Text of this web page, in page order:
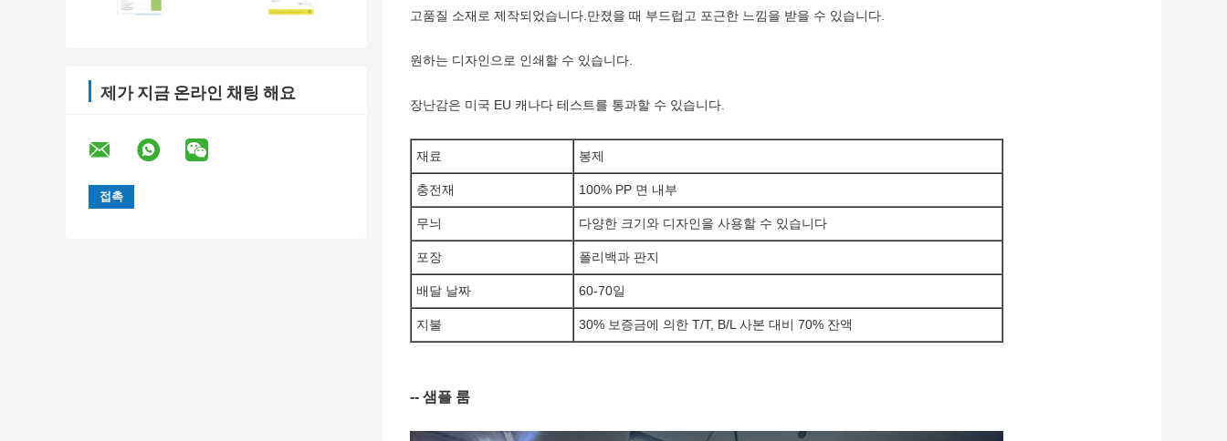
제가 지금 온라인 채팅 해요
고품질 소재로 제작되었습니다.만졌을 때 부드럽고 포근한 느낌을 받을 수 있습니다.
원하는 디자인으로 인쇄할 수 있습니다.
장난감은 미국 EU 캐나다 테스트를 통과할 수 있습니다.
재료 봉제
충전재 100% PP 면 내부
무늬 다양한 크기와 디자인을 사용할 수 있습니다
포장 폴리백과 판지
배달 날짜 60-70일
지불 30% 보증금에 의한 T/T, B/L 사본 대비 70% 잔액
-- 샘플 룸